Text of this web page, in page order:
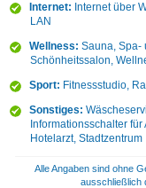
Internet: Internet über
LAN
Wellness: Sauna, Spa-
Schönheitssalon,
Sport: Fitnessstudio,
Sonstiges:
Informationsschalter
Hotelarzt, Stadtzentrum
Alle Angaben sind ohne
ausschließlich